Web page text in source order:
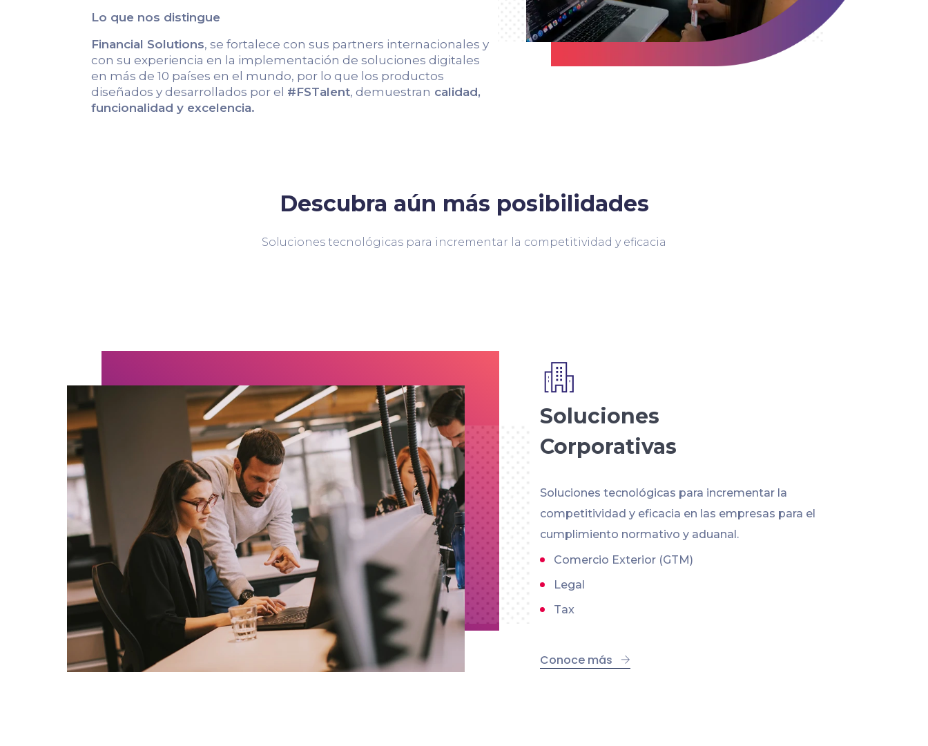
Lo que nos distingue
Financial Solutions, se fortalece con sus partners internacionales y
con su experiencia en la implementación de soluciones digitales
en más de 10 países en el mundo, por lo que los productos
diseñados y desarrollados por el #FSTalent, demuestran calidad,
funcionalidad y excelencia.
Descubra aún más posibilidades
Soluciones tecnológicas para incrementar la competitividad y eficacia
Soluciones
Corporativas
Soluciones tecnológicas para incrementar la
competitividad y eficacia en las empresas para el
cumplimiento normativo y aduanal.
Comercio Exterior (GTM)
Legal
Tax
Conoce más